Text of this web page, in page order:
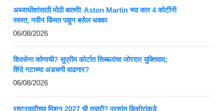
अब्जाधीशांसाठी मोठी बातमी! Aston Martin च्या कार 4 कोटींनी
स्वस्त, नवीन किंमत पाहून बसेल धक्का
06/08/2026
शिवसेना कोणाची? सुप्रीम कोर्टात सिब्बलांचा जोरदार युक्तिवाद;
शिंदे गटाच्या अडचणी वाढणार?
06/08/2026
राष्ट्रवादीच्या मिशन 2027 ची तयारी? प्रशांत किशोरांकडे